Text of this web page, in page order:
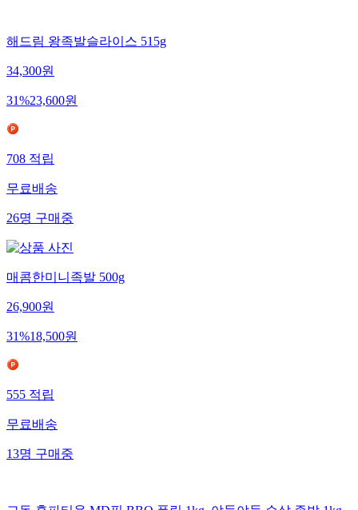
해드림 왕족발슬라이스 515g
34,300원
31%23,600원
708적립
무료배송
26명구매중
매콤한미니족발 500g
26,900원
31%18,500원
555적립
무료배송
13명구매중